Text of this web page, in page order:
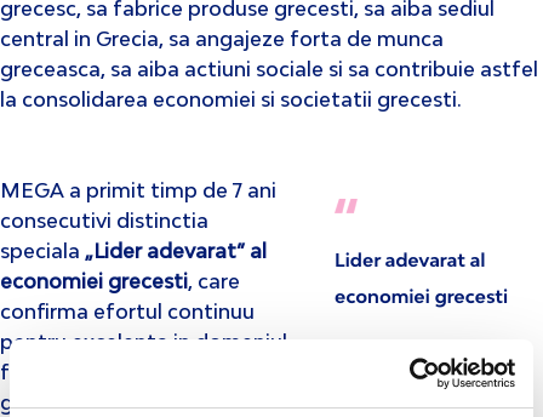
grecesc, sa fabrice produse grecesti, sa aiba sediul
central in Grecia, sa angajeze forta de munca
greceasca, sa aiba actiuni sociale si sa contribuie astfel
la consolidarea economiei si societatii grecesti.
MEGA a primit timp de 7 ani
consecutivi distinctia
speciala „Lider adevarat” al
economiei grecesti, care
confirma efortul continuu
pentru excelenta in domeniul
fabricatiei de produse
grecesti inovatoare si de